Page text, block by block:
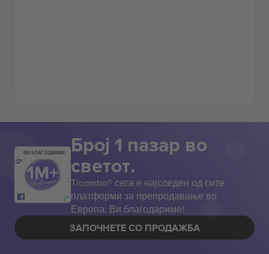
ВИ БЛАГОДАРАМ! Број 1 пазар во
светот.
Ticombo® сега е најследен од сите
платформи за препродавање во
Европа. Ви благодариме!
ЗАПОЧНЕТЕ СО ПРОДАЖБА